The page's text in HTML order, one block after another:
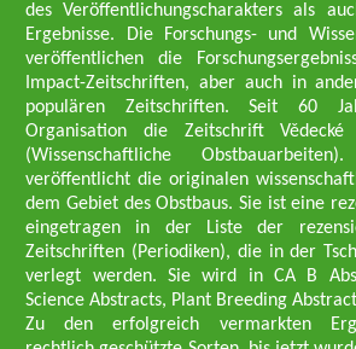
des Veröffentlichungscharakters als
Ergebnisse. Die Forschungs- und
veröffentlichen die
Impact-Zeitschriften, aber auch in
populären Zeitschriften. Seit 60
Organisation die Zeitschrift Vědecké
(Wissenschaftliche
veröffentlicht die originalen
dem Gebiet des Obstbaus. Sie ist eine
eingetragen in der Liste der
Zeitschriften (Periodiken), die in der
verlegt werden. Sie wird in CA B
Science Abstracts, Plant Breeding
Zu den erfolgreich vermarkten